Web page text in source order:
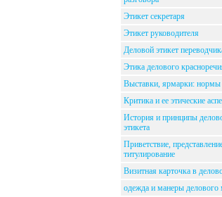
Этикет секретаря
Этикет руководителя
Деловой этикет
Этика делового
Выставки, ярмарки: нормы
Критика и ее этические
История и принципы
этикета
Приветствие,
титулирование
Визитная карточка в
одежда и манеры